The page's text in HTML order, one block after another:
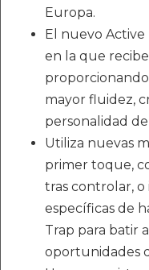
Europa.
El nuevo
en la que
mayor fluidez,
personalidad
Utiliza nuevas
primer toque,
tras controlar, o
específicas de
Trap para batir
oportunidades